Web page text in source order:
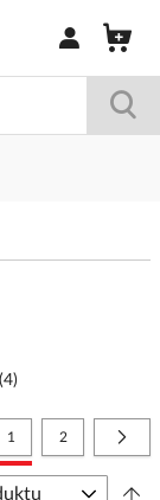
Zaloguj się /
(4)
Aktualnie czytasz stronę
1 Strona
2